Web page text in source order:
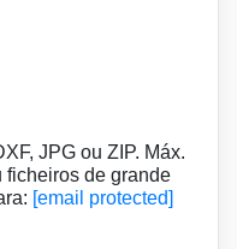
JPG ou ZIP. Máx.
ficheiros de grande
[email protected]